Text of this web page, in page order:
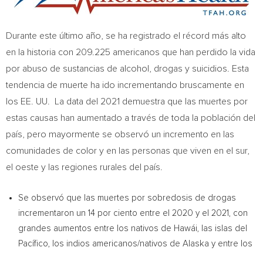
Durante este último año, se ha registrado el récord más alto
en la historia con 209.225 americanos que han perdido la vida
por abuso de sustancias de alcohol, drogas y suicidios. Esta
tendencia de muerte ha ido incrementando bruscamente en
los EE. UU. La data del 2021 demuestra que las muertes por
estas causas han aumentado a través de toda la población del
país, pero mayormente se observó un incremento en las
comunidades de color y en las personas que viven en el sur,
el oeste y las regiones rurales del país.
Se observó que las muertes por sobredosis de drogas
incrementaron un 14 por ciento entre el 2020 y el 2021, con
grandes aumentos entre los nativos de Hawái, las islas del
Pacífico, los indios americanos/nativos de Alaska y entre los